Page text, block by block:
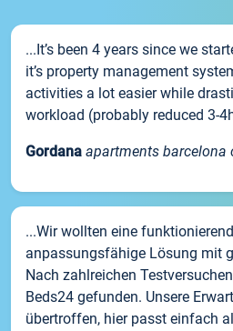
...It’s been 4 years since we
it’s property management
activities a lot easier while
workload (probably reduced 3-
Gordana apartments barcelona
...Wir wollten eine
anpassungsfähige Lösung mit
Nach zahlreichen
Beds24 gefunden. Unsere
übertroffen, hier passt einfach